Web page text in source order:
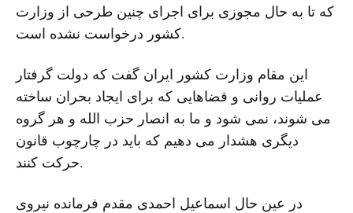
که تا به حال مجوزی برای اجرای چنین طرحی از وزارت
کشور درخواست نشده است.
این مقام وزارت کشور ایران گفت که دولت گرفتار
عملیات روانی و فضاهایی که برای ایجاد بحران ساخته
می شوند، نمی شود و ما به انصار حزب الله و هر گروه
دیگری هشدار می دهیم که باید در چارچوب قانون
حرکت کنند.
در عین حال اسماعیل احمدی مقدم فرمانده نیروی